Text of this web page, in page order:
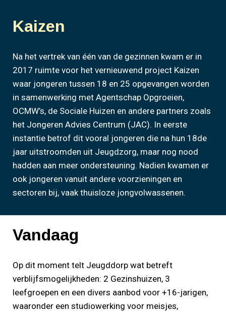
Kaizen
Na het vertrek van één van de gezinnen kwam er in
2017 ruimte voor het vernieuwend project Kaizen
waar jongeren tussen 18 en 25 opgevangen worden
in samenwerking met Agentschap Opgroeien,
OCMW’s, de Sociale Huizen en andere partners zoals
het Jongeren Advies Centrum (JAC). In eerste
instantie betrof dit vooral jongeren die na hun 18de
jaar uitstroomden uit Jeugdzorg, maar nog nood
hadden aan meer ondersteuning. Nadien kwamen er
ook jongeren vanuit andere voorzieningen en
sectoren bij, vaak thuisloze jongvolwassenen.
Vandaag
Op dit moment telt Jeugddorp wat betreft
verblijfsmogelijkheden: 2 Gezinshuizen, 3
leefgroepen en een divers aanbod voor +16-jarigen,
waaronder een studiowerking voor meisjes,